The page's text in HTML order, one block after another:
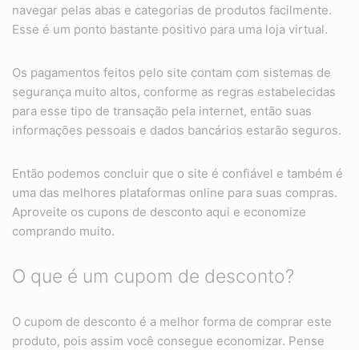
navegar pelas abas e categorias de produtos facilmente.
Esse é um ponto bastante positivo para uma loja virtual.
Os pagamentos feitos pelo site contam com sistemas de
segurança muito altos, conforme as regras estabelecidas
para esse tipo de transação pela internet, então suas
informações pessoais e dados bancários estarão seguros.
Então podemos concluir que o site é confiável e também é
uma das melhores plataformas online para suas compras.
Aproveite os cupons de desconto aqui e economize
comprando muito.
O que é um cupom de desconto?
O cupom de desconto é a melhor forma de comprar este
produto, pois assim você consegue economizar. Pense